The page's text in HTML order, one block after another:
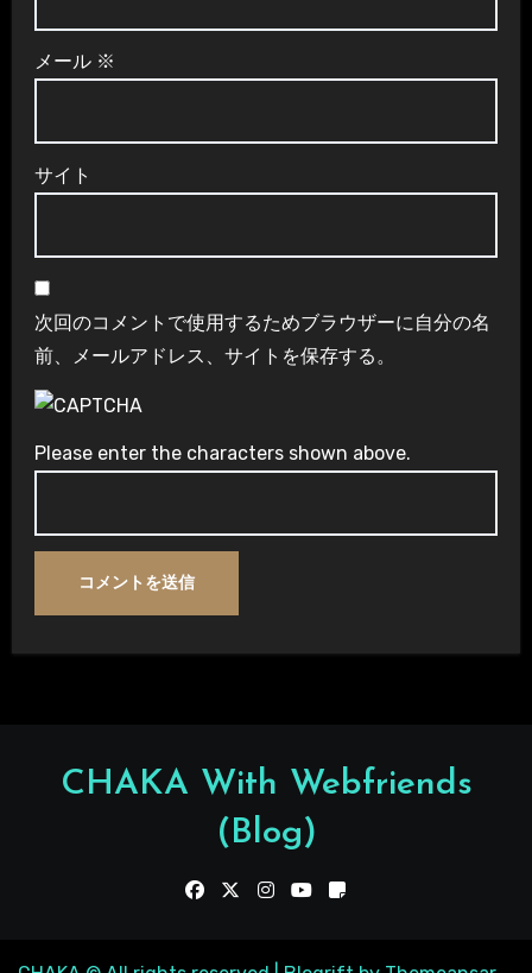
メール ※
サイト
次回のコメントで使用するためブラウザーに自分の名
前、メールアドレス、サイトを保存する。
Please enter the characters shown above.
CHAKA With Webfriends
(Blog)